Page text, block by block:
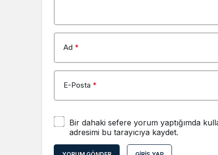
Ad *
E-Posta *
Bir dahaki sefere yorum yaptığımda
adresimi bu tarayıcıya kaydet.